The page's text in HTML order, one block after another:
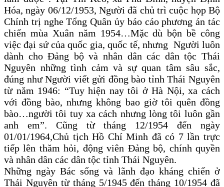
Hóa, ngày 06/12/1953, Người đã chủ trì cuộc họp Bộ
Chính trị nghe Tổng Quân ủy báo cáo phương án tác
chiến mùa Xuân năm 1954…Mặc dù bộn bề công
việc đại sứ của quốc gia, quốc tế, nhưng Người luôn
dành cho Đảng bộ và nhân dân các dân tộc Thái
Nguyên những tình cảm và sự quan tâm sâu sắc,
đúng như Người viết gửi đồng bào tỉnh Thái Nguyên
từ năm 1946: “Tuy hiện nay tôi ở Hà Nội, xa cách
với đồng bào, nhưng không bao giờ tôi quên đồng
bào…người tôi tuy xa cách nhưng lòng tôi luôn gần
anh em”. Cũng từ tháng 12/1954 đến ngày
01/01/1964,Chủ tịch Hồ Chí Minh đã có 7 lần trực
tiếp lên thăm hỏi, động viên Đảng bộ, chính quyền
và nhân dân các dân tộc tỉnh Thái Nguyên.
Những ngày Bác sống và lãnh đạo kháng chiến ở
Thái Nguyên từ tháng 5/1945 đến tháng 10/1954 đã